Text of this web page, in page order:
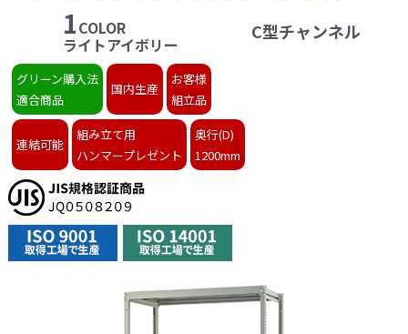
1COLOR
ライトアイボリー
C型チャンネル
グリーン購入法
適合商品
国内生産
お客様
組立品
連結可能
組み立て用
ハンマープレゼント
奥行(D)
1200mm